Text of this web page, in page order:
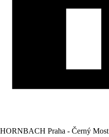
HORNBACH Praha - Černý Most